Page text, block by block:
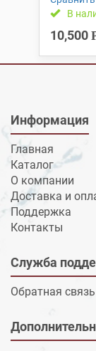
В
10,500
Информация
Главная
Каталог
О компании
Доставка и
Поддержка
Контакты
Служба
Обратная связь